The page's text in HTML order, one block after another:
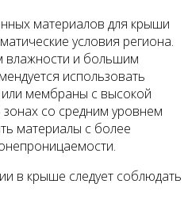
материалов для крыши
условия региона.
влажности и большим
использовать
мембраны с высокой
со средним уровнем
материалы с более
в крыше следует соблюдать